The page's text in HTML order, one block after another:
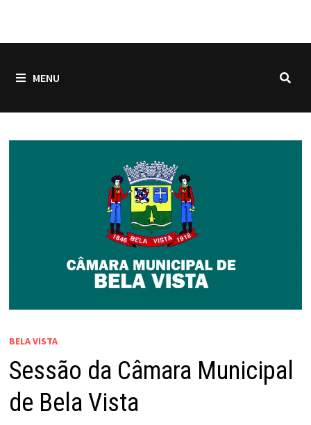
MENU
BELA VISTA
Sessão da Câmara Municipal
de Bela Vista